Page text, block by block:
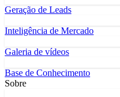
Geração de Leads
Inteligência de Mercado
Galeria de vídeos
Base de Conhecimento
Sobre